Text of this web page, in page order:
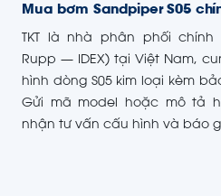
Mua bơm Sandpiper S05
TKT là nhà phân phối chính
Rupp — IDEX) tại Việt Nam,
hình dòng S05 kim loại kèm
Gửi mã model hoặc mô tả
nhận tư vấn cấu hình và báo